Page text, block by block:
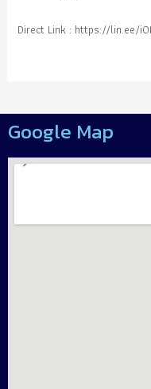
Direct Link : https://lin.ee/
Google Map